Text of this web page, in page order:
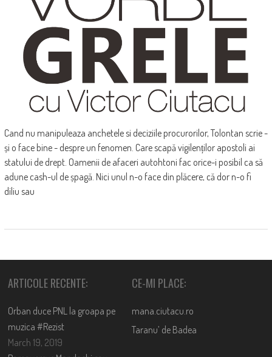
Cand nu manipuleaza anchetele si deciziile procurorilor, Tolontan scrie -
și o face bine - despre un fenomen. Care scapă vigilenților apostoli ai
statului de drept. Oamenii de afaceri autohtoni fac orice-i posibil ca să
adune cash-ul de șpagă. Nici unul n-o face din plăcere, că dor n-o fi
diliu sau
ARTICOLE RECENTE:
Orban duce PNL la groapa pe
muzica #Rezist
March 19, 2019
CE-MI PLACE:
mana.ciutacu.ro
Taranu’ de Badea